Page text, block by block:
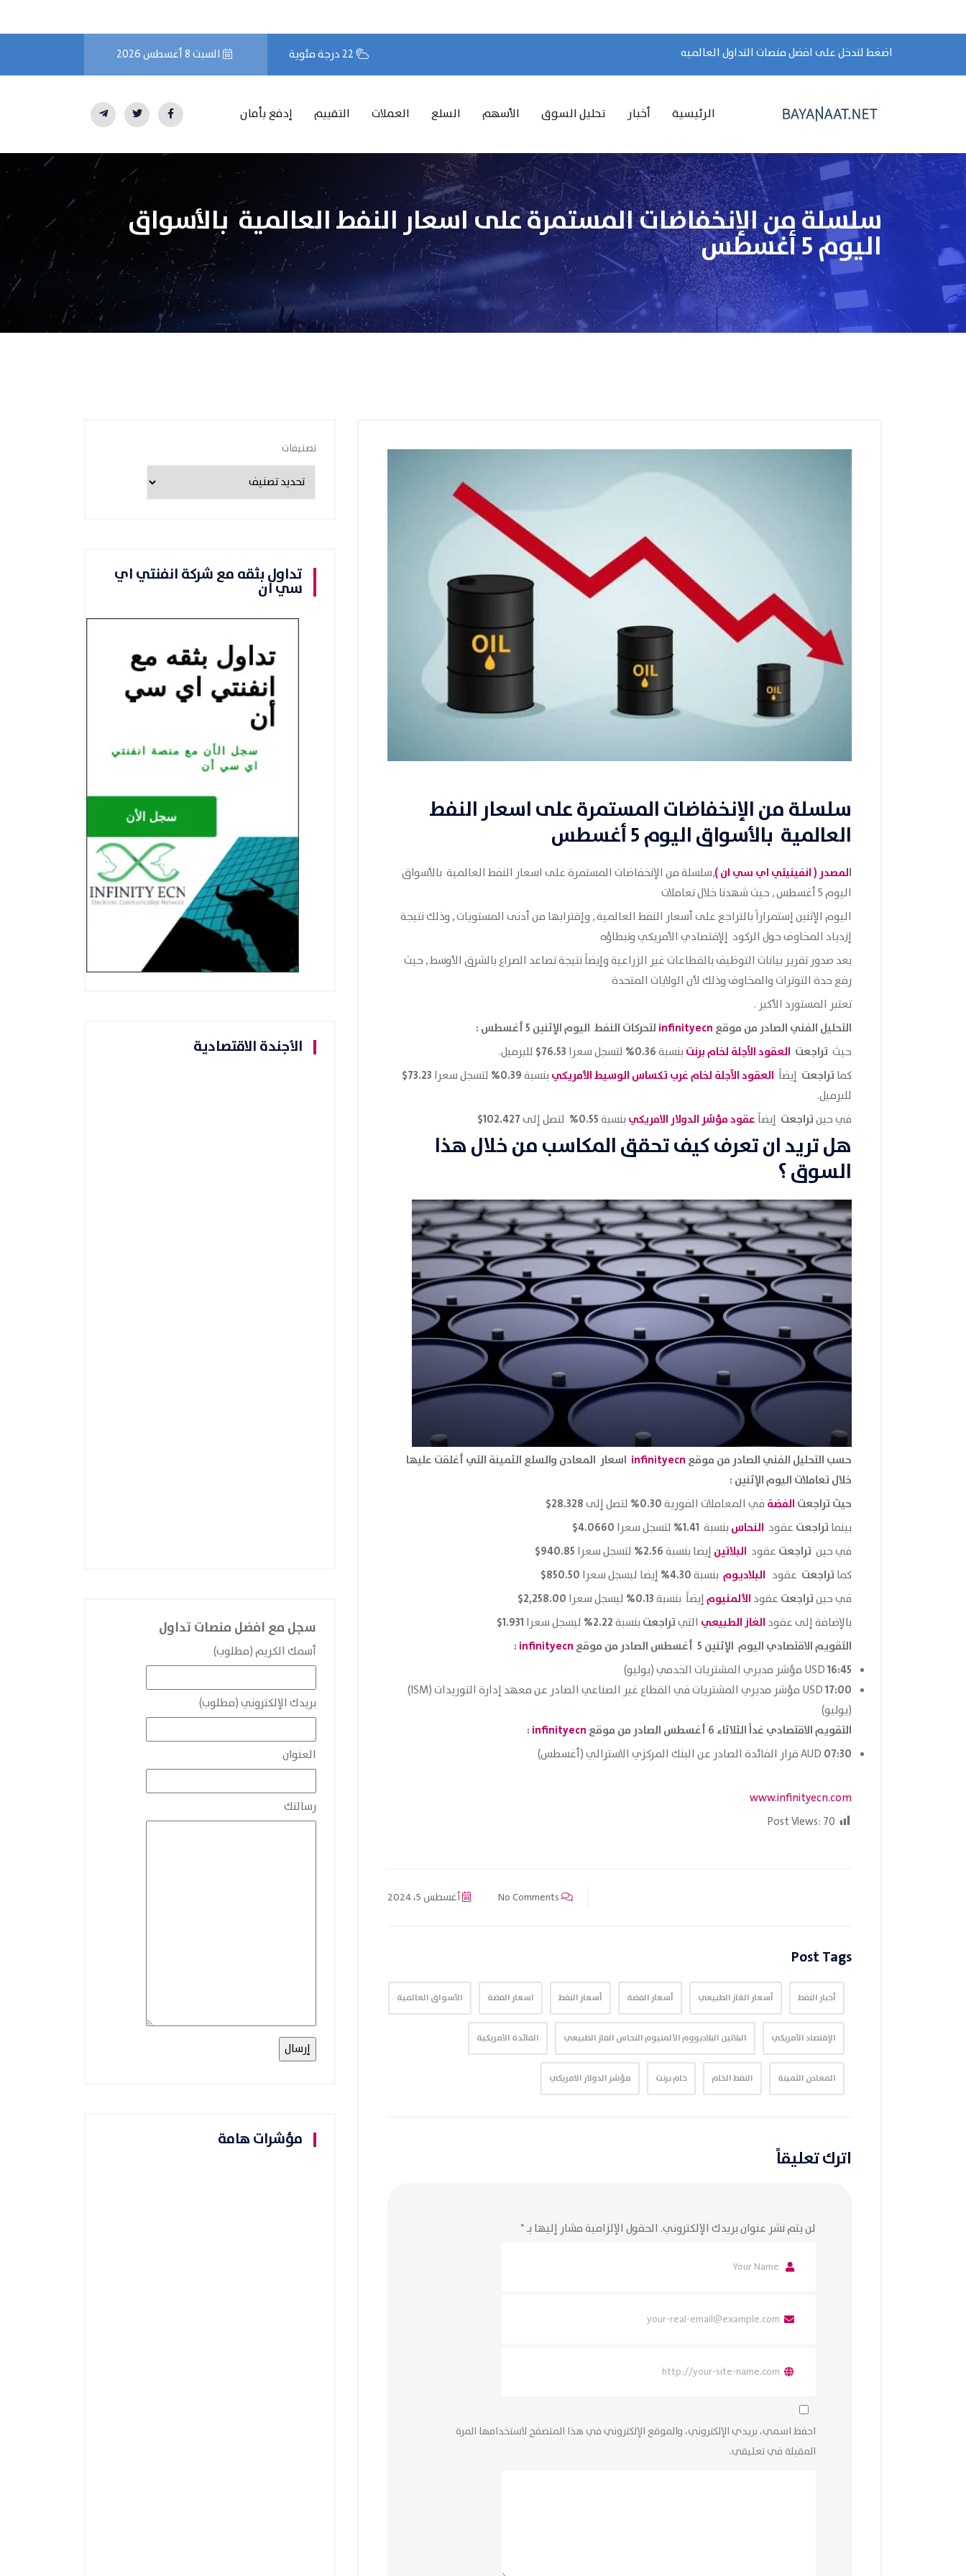
اضغط لتدخل على افضل منصات التداول العالميه 22 درجة مئوية السبت 8 أغسطس 2026
الرئيسية أخبار تحليل السوق الأسهم السلع العملات التقييم إدفع بأمان
سلسلة من الإنخفاضات المستمرة على اسعار النفط العالمية بالأسواق
اليوم 5 أغسطس
سلسلة من الإنخفاضات المستمرة على اسعار النفط
العالمية بالأسواق اليوم 5 أغسطس
المصدر (انفينيتي اي سي ان),سلسلة من الإنخفاضات المستمرة على اسعار النفط العالمية بالأسواق
اليوم 5 أغسطس , حيث شهدنا خلال تعاملات
اليوم الإثنين إستمراراً بالتراجع على أسعار النفط العالمية , وإقترابها من أدنى المستويات , وذلك نتيجة
إزدياد المخاوف حول الركود إلإقتصادي الأمريكي وتبطاؤه
بعد صدور تقرير بيانات التوظيف بالقطاعات غير الزراعية وإيضاً نتيجة تصاعد الصراع بالشرق الأوسط , حيث
رفع حدة التوترات والمخاوف وذلك لأن الولايات المتحدة
تعتبر المستورد الأكبر .
التحليل الفني الصادر من موقع infinityecn لتحركات النفط اليوم الإثنين 5 أغسطس :
حيث تراجعت العقود الآجلة لخامبرنت بنسبة0.36% لتسجل سعرا 76.53$ للبرميل.
كما تراجعت إيضاً العقود الآجلة لخام غرب تكساس الوسيط الأمريكي بنسبة0.39% لتسجل سعرا 73.23$
للبرميل.
في حينتراجعت إيضاً عقود مؤشر الدولار الامريكي بنسبة0.55% لتصل إلى102.427$
هل تريد ان تعرف كيف تحقق المكاسب من خلال هذا
السوق ؟
حسب التحليل الفني الصادر من موقع infinityecn اسعار المعادن والسلع الثمينة التي أغلقت عليها
خلال تعاملات اليوم الإثنين :
حيث تراجعت الفضة في المعاملات الفورية0.30% لتصل إلى28.328$
بينما تراجعت عقود النحاس بنسبة 1.41% لتسجل سعرا 4.0660$
في حين تراجعت عقود البلاتين إيضا بنسبة2.56% لتسجل سعرا 940.85$
كما تراجعت عقود البلاديوم بنسبة4.30% إيضا ليسجل سعرا 850.50$
في حينتراجعت عقود الألمنيومإيضاً بنسبة0.13% ليسجل سعرا 2,258.00$
بالإضافة إلىعقود الغاز الطبيعي التيتراجعت بنسبة2.22% ليسجل سعرا 1.931$
التقويم الاقتصادي اليوم الإثنين 5 أغسطس الصادر من موقع
infinityecn
:
16:45
17:00
USD مؤشر مديري المشتريات في القطاع غير الصناعي الصادر عن معهد إدارة التوريدات (ISM)
(يوليو)
التقويم الاقتصادي غداً الثلاثاء 6 أغسطس الصادر من موقع infinityecn
:
07:30
www.infinityecn.com
Post Views: 70
أغسطس 5، 2024
Post Tags
أخبار النفط أسعار الغاز الطبيعي أسعار الفضة أسعار النفط اسعار الفضة الأسواق العالمية
الإقتصاد الأمريكي البلاتين البلاديووم الألمنيوم النحاس الفاز الطبيعي الفائدة الأمريكية
المعادن الثمينة النفط الخام خام برنت مؤشر الدولار الامريكي
اترك تعليقاً
لن يتم نشر عنوان بريدك الإلكتروني. الحقول الإلزامية مشار إليها بـ*
احفظ اسمي، بريدي الإلكتروني، والموقع الإلكتروني في هذا المتصفح لاستخدامها المرة
المقبلة في تعليقي.
تصنيفات
تداول بثقه مع شركة انفنتي اي
سي ان
الأجندة الاقتصادية
سجل مع افضل منصات تداول
أسمك الكريم (مطلوب)
بريدك الإلكتروني (مطلوب)
العنوان
رسالتك
مؤشرات هامة